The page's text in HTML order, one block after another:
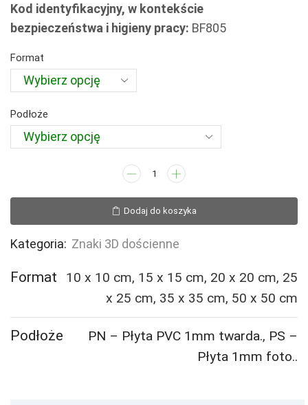
64,94 zł
do
Kod identyfikacyjny, w kontekście
bezpieczeństwa i higieny pracy: BF805
Format
Podłoże
ilość
Alarm
pożarowy
(3D
Dodaj do koszyka
Kategoria: Znaki 3D dościenne
Format
10 x 10 cm, 15 x 15 cm, 20 x 20 cm, 25
x 25 cm, 35 x 35 cm, 50 x 50 cm
Podłoże PN – Płyta PVC 1mm twarda., PS –
Płyta 1mm foto..